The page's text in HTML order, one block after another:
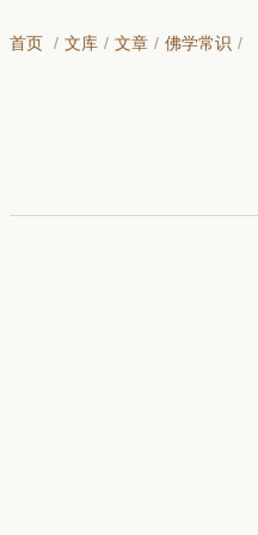
首页 / 文库 / 文章 / 佛学常识 /